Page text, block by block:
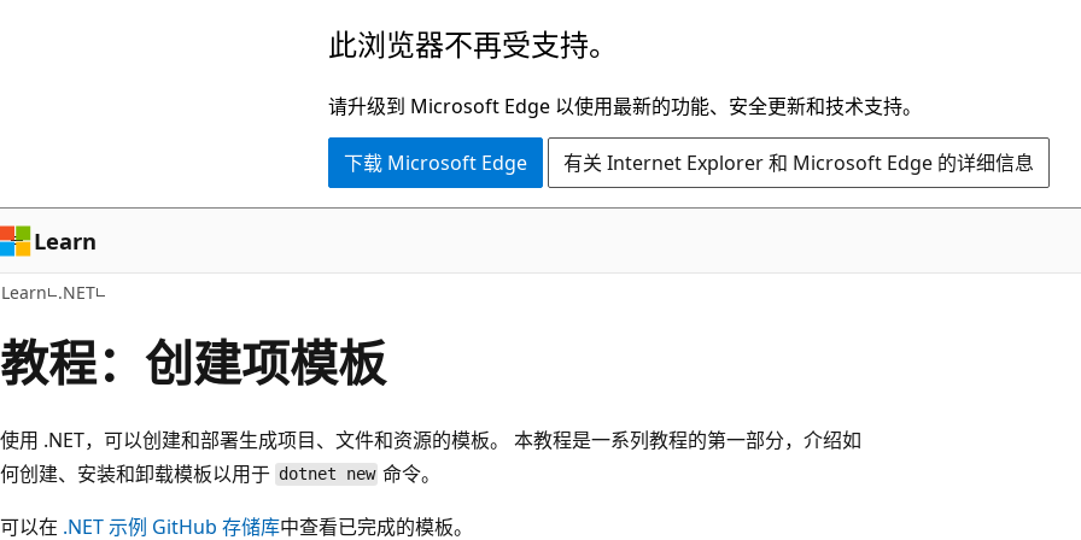
容
此浏览器不再受支持。
请升级到 Microsoft Edge 以使用最新的功能、安全更新和技术支持。
下载 Microsoft Edge 有关 Internet Explorer 和 Microsoft Edge 的详细信息
Learn
Learn .NET
教程：创建项模板
使用 .NET，可以创建和部署生成项目、文件和资源的模板。 本教程是一系列教程的第一部分，介绍如
何创建、安装和卸载模板以用于 dotnet new 命令。
可以在 .NET 示例 GitHub 存储库中查看已完成的模板。